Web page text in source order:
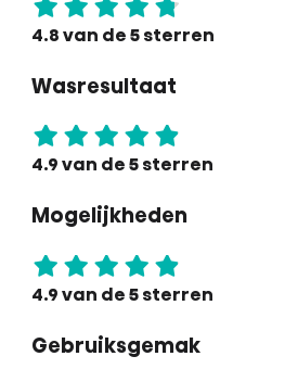
4.8 van de 5 sterren
Wasresultaat
4.9 van de 5 sterren
Mogelijkheden
4.9 van de 5 sterren
Gebruiksgemak